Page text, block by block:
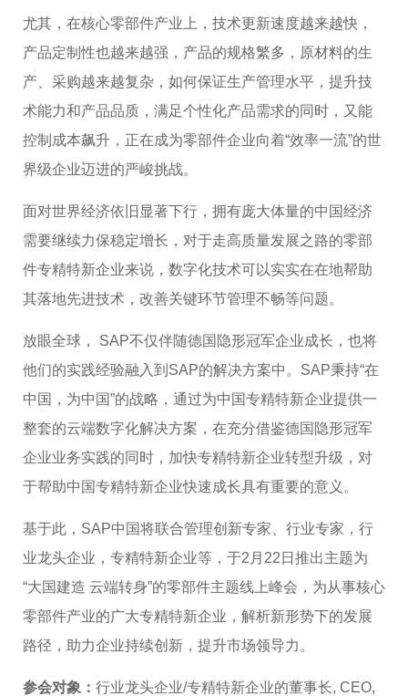
尤其，在核心零部件产业上，技术更新速度越来越快，
产品定制性也越来越强，产品的规格繁多，原材料的生
产、采购越来越复杂，如何保证生产管理水平，提升技
术能力和产品品质，满足个性化产品需求的同时，又能
控制成本飙升，正在成为零部件企业向着“效率一流”的世
界级企业迈进的严峻挑战。
面对世界经济依旧显著下行，拥有庞大体量的中国经济
需要继续力保稳定增长，对于走高质量发展之路的零部
件专精特新企业来说，数字化技术可以实实在在地帮助
其落地先进技术，改善关键环节管理不畅等问题。
放眼全球， SAP不仅伴随德国隐形冠军企业成长，也将
他们的实践经验融入到SAP的解决方案中。SAP秉持“在
中国，为中国”的战略，通过为中国专精特新企业提供一
整套的云端数字化解决方案，在充分借鉴德国隐形冠军
企业业务实践的同时，加快专精特新企业转型升级，对
于帮助中国专精特新企业快速成长具有重要的意义。
基于此，SAP中国将联合管理创新专家、行业专家，行
业龙头企业，专精特新企业等，于2月22日推出主题为
“大国建造 云端转身”的零部件主题线上峰会，为从事核心
零部件产业的广大专精特新企业，解析新形势下的发展
路径，助力企业持续创新，提升市场领导力。
参会对象： 行业龙头企业/专精特新企业的董事长, CEO,